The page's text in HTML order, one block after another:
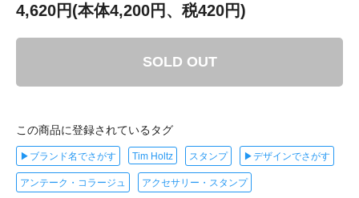
4,620円(本体4,200円、税420円)
SOLD OUT
この商品に登録されているタグ
▶ブランド名でさがす Tim Holtz スタンプ ▶デザインでさがす
アンテーク・コラージュ アクセサリー・スタンプ